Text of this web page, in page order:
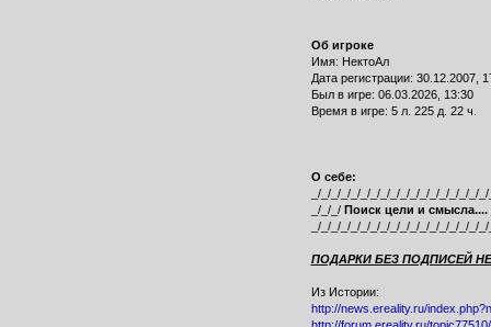
Об игроке
Имя: НектоАл
Дата регистрации: 30.12.2007,
Был в игре: 06.03.2026, 13:30
Время в игре: 5 л. 225 д. 22 ч.
О себе:
_/_/_/_/_/_/_/_/_/_/_/_/_/_/_/_/_/_/
_/_/_/ Поиск цели и смысла....
_/_/_/_/_/_/_/_/_/_/_/_/_/_/_/_/_/_/
ПОДАРКИ БЕЗ ПОДПИСЕЙ
Из Истории:
http://news.ereality.ru/